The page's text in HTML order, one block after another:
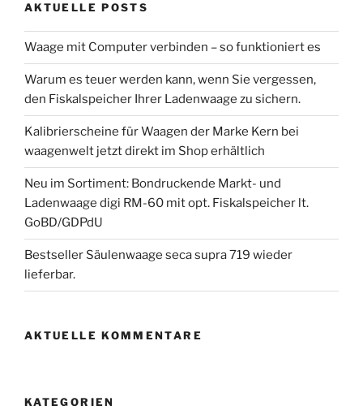
AKTUELLE POSTS
Waage mit Computer verbinden – so funktioniert es
Warum es teuer werden kann, wenn Sie vergessen,
den Fiskalspeicher Ihrer Ladenwaage zu sichern.
Kalibrierscheine für Waagen der Marke Kern bei
waagenwelt jetzt direkt im Shop erhältlich
Neu im Sortiment: Bondruckende Markt- und
Ladenwaage digi RM-60 mit opt. Fiskalspeicher lt.
GoBD/GDPdU
Bestseller Säulenwaage seca supra 719 wieder
lieferbar.
AKTUELLE KOMMENTARE
KATEGORIEN